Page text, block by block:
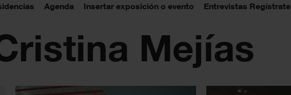
Agenda Insertar exposición o evento Entrevistas Regístrate
Mejías